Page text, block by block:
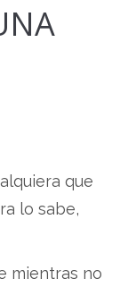
que
lo sabe,
mientras no